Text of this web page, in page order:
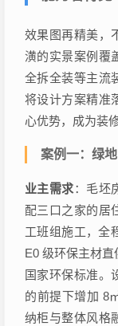
效果图再精美，
潢的实景案例覆
全拆全装等主流
将设计方案精准
心优势，成为装
案例一：绿
业主需求：毛坯
配三口之家的居
工班组施工，全
E0 级环保主材直
国家环保标准。
的前提下增加 8
纳柜与整体风格